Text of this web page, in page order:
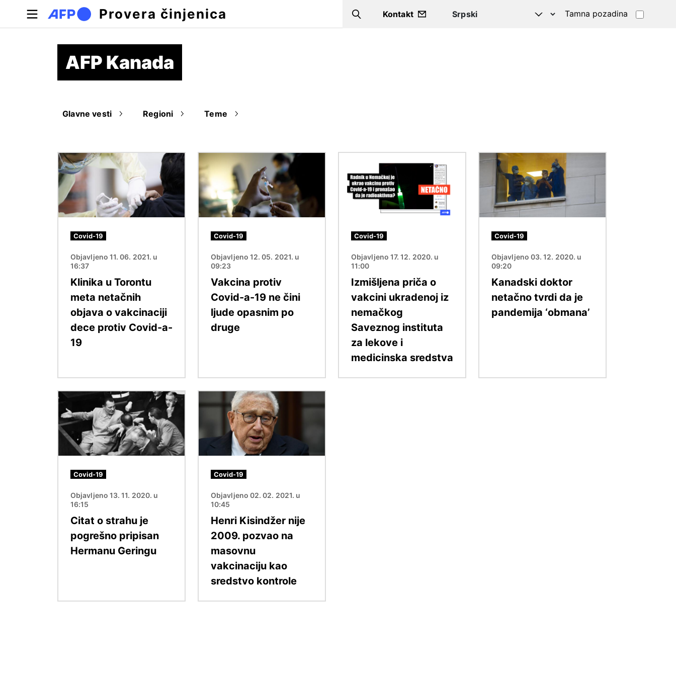
Skip to main content
Provera činjenica Search
Kontakt Tamna pozadina
AFP Kanada
Glavne vesti Regioni Teme
Image
Covid-19
Objavljeno 11. 06. 2021. u
16:37
Klinika u Torontu
meta netačnih
objava o vakcinaciji
dece protiv Covid-a-
19
Image
Covid-19
Objavljeno 12. 05. 2021. u
09:23
Vakcina protiv
Covid-a-19 ne čini
ljude opasnim po
druge
Covid-19
Objavljeno 17. 12. 2020. u
11:00
Izmišljena priča o
vakcini ukradenoj iz
nemačkog
Saveznog instituta
za lekove i
medicinska sredstva
Image
Covid-19
Objavljeno 03. 12. 2020. u
09:20
Kanadski doktor
netačno tvrdi da je
pandemija ‘obmana’
Image
Covid-19
Objavljeno 13. 11. 2020. u
16:15
Citat o strahu je
pogrešno pripisan
Hermanu Geringu
Covid-19
Objavljeno 02. 02. 2021. u
10:45
Henri Kisindžer nije
2009. pozvao na
masovnu
vakcinaciju kao
sredstvo kontrole